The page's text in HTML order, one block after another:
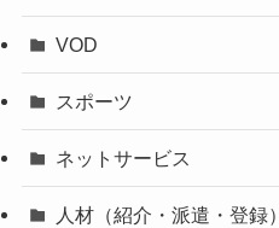
VOD
スポーツ
ネットサービス
人材（紹介・派遣・登録）